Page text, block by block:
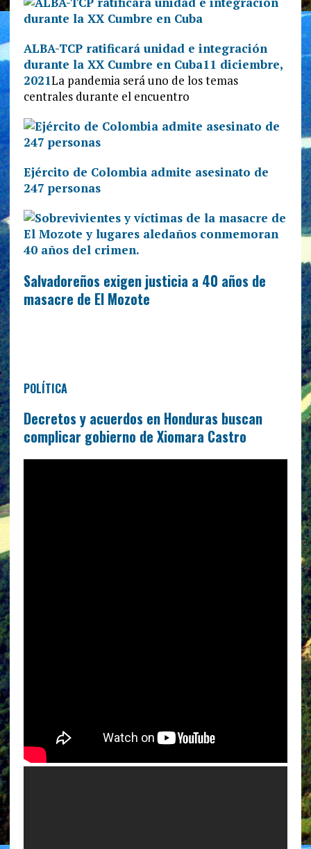
ALBA-TCP ratificará unidad e integración
durante la XX Cumbre en Cuba11 diciembre,
2021La pandemia será uno de los temas
centrales durante el encuentro
Ejército de Colombia admite asesinato de
247 personas
Salvadoreños exigen justicia a 40 años de
masacre de El Mozote
POLÍTICA
Decretos y acuerdos en Honduras buscan
complicar gobierno de Xiomara Castro